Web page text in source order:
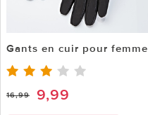
Gants en cuir pour femme
16,99 9,99